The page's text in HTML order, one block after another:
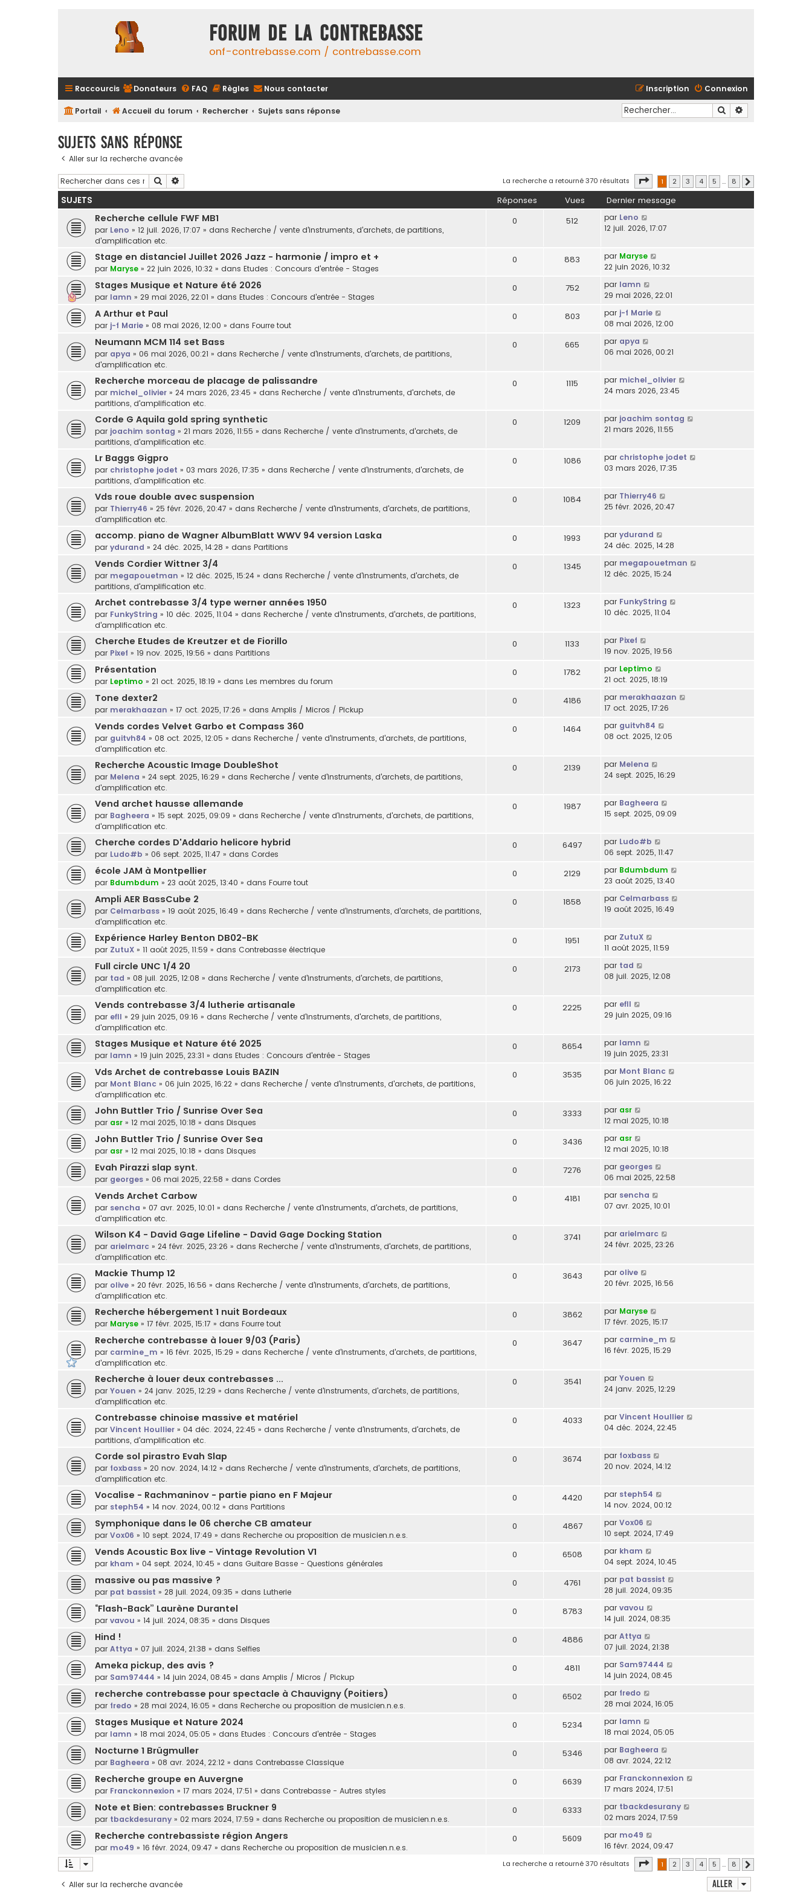
FORUM DE LA CONTREBASSE
onf-contrebasse.com / contrebasse.com
Raccourcis Donateurs FAQ Règles Nous contacter Connexion
Inscription
Portail Accueil du forum Rechercher Sujets sans réponse Rechercher
Sujets sans réponse
Aller sur la recherche avancée
Rechercher La recherche a retourné 370 résultats Page sur 8
1 2 3 4 5 … 8
SUJETS Réponses Vues Dernier message
Recherche cellule FWF MB1
par Leno » 12 juil. 2026, 17:07 » dans Recherche / vente d'instruments, d'archets, de partitions,
d'amplification etc.
0 512 par Leno
12 juil. 2026, 17:07
Stage en distanciel Juillet 2026 Jazz - harmonie / impro et +
par Maryse » 22 juin 2026, 10:32 » dans Etudes : Concours d'entrée - Stages
0 883 par Maryse
22 juin 2026, 10:32
Stages Musique et Nature été 2026
par lamn » 29 mai 2026, 22:01 » dans Etudes : Concours d'entrée - Stages
0 752 par lamn
29 mai 2026, 22:01
A Arthur et Paul
par j-f Marie » 08 mai 2026, 12:00 » dans Fourre tout
0 803 par j-f Marie
08 mai 2026, 12:00
Neumann MCM 114 set Bass
par apya » 06 mai 2026, 00:21 » dans Recherche / vente d'instruments, d'archets, de partitions,
d'amplification etc.
0 665 par apya
06 mai 2026, 00:21
Recherche morceau de placage de palissandre
par michel_olivier » 24 mars 2026, 23:45 » dans Recherche / vente d'instruments, d'archets, de
partitions, d'amplification etc.
0 1115 par michel_olivier
24 mars 2026, 23:45
Corde G Aquila gold spring synthetic
par joachim sontag » 21 mars 2026, 11:55 » dans Recherche / vente d'instruments, d'archets, de
partitions, d'amplification etc.
0 1209 par joachim sontag
21 mars 2026, 11:55
Lr Baggs Gigpro
par christophe jodet » 03 mars 2026, 17:35 » dans Recherche / vente d'instruments, d'archets, de
partitions, d'amplification etc.
0 1086 par christophe jodet
03 mars 2026, 17:35
Vds roue double avec suspension
par Thierry46 » 25 févr. 2026, 20:47 » dans Recherche / vente d'instruments, d'archets, de partitions,
d'amplification etc.
0 1084 par Thierry46
25 févr. 2026, 20:47
accomp. piano de Wagner AlbumBlatt WWV 94 version Laska
par ydurand » 24 déc. 2025, 14:28 » dans Partitions
0 1993 par ydurand
24 déc. 2025, 14:28
Vends Cordier Wittner 3/4
par megapouetman » 12 déc. 2025, 15:24 » dans Recherche / vente d'instruments, d'archets, de
partitions, d'amplification etc.
0 1345 par megapouetman
12 déc. 2025, 15:24
Archet contrebasse 3/4 type werner années 1950
par FunkyString » 10 déc. 2025, 11:04 » dans Recherche / vente d'instruments, d'archets, de partitions,
d'amplification etc.
0 1323 par FunkyString
10 déc. 2025, 11:04
Cherche Etudes de Kreutzer et de Fiorillo
par Pixef » 19 nov. 2025, 19:56 » dans Partitions
0 1133 par Pixef
19 nov. 2025, 19:56
Présentation
par Leptimo » 21 oct. 2025, 18:19 » dans Les membres du forum
0 1782 par Leptimo
21 oct. 2025, 18:19
Tone dexter2
par merakhaazan » 17 oct. 2025, 17:26 » dans Amplis / Micros / Pickup
0 4186 par merakhaazan
17 oct. 2025, 17:26
Vends cordes Velvet Garbo et Compass 360
par guitvh84 » 08 oct. 2025, 12:05 » dans Recherche / vente d'instruments, d'archets, de partitions,
d'amplification etc.
0 1464 par guitvh84
08 oct. 2025, 12:05
Recherche Acoustic Image DoubleShot
par Melena » 24 sept. 2025, 16:29 » dans Recherche / vente d'instruments, d'archets, de partitions,
d'amplification etc.
0 2139 par Melena
24 sept. 2025, 16:29
Vend archet hausse allemande
par Bagheera » 15 sept. 2025, 09:09 » dans Recherche / vente d'instruments, d'archets, de partitions,
d'amplification etc.
0 1987 par Bagheera
15 sept. 2025, 09:09
Cherche cordes D'Addario helicore hybrid
par Ludo#b » 06 sept. 2025, 11:47 » dans Cordes
0 6497 par Ludo#b
06 sept. 2025, 11:47
école JAM à Montpellier
par Bdumbdum » 23 août 2025, 13:40 » dans Fourre tout
0 2129 par Bdumbdum
23 août 2025, 13:40
Ampli AER BassCube 2
par Celmarbass » 19 août 2025, 16:49 » dans Recherche / vente d'instruments, d'archets, de partitions,
d'amplification etc.
0 1858 par Celmarbass
19 août 2025, 16:49
Expérience Harley Benton DB02-BK
par ZutuX » 11 août 2025, 11:59 » dans Contrebasse électrique
0 1951 par ZutuX
11 août 2025, 11:59
Full circle UNC 1/4 20
par tad » 08 juil. 2025, 12:08 » dans Recherche / vente d'instruments, d'archets, de partitions,
d'amplification etc.
0 2173 par tad
08 juil. 2025, 12:08
Vends contrebasse 3/4 lutherie artisanale
par efll » 29 juin 2025, 09:16 » dans Recherche / vente d'instruments, d'archets, de partitions,
d'amplification etc.
0 2225 par efll
29 juin 2025, 09:16
Stages Musique et Nature été 2025
par lamn » 19 juin 2025, 23:31 » dans Etudes : Concours d'entrée - Stages
0 8654 par lamn
19 juin 2025, 23:31
Vds Archet de contrebasse Louis BAZIN
par Mont Blanc » 06 juin 2025, 16:22 » dans Recherche / vente d'instruments, d'archets, de partitions,
d'amplification etc.
0 3535 par Mont Blanc
06 juin 2025, 16:22
John Buttler Trio / Sunrise Over Sea
par asr » 12 mai 2025, 10:18 » dans Disques
0 3333 par asr
12 mai 2025, 10:18
John Buttler Trio / Sunrise Over Sea
par asr » 12 mai 2025, 10:18 » dans Disques
0 3436 par asr
12 mai 2025, 10:18
Evah Pirazzi slap synt.
par georges » 06 mai 2025, 22:58 » dans Cordes
0 7276 par georges
06 mai 2025, 22:58
Vends Archet Carbow
par sencha » 07 avr. 2025, 10:01 » dans Recherche / vente d'instruments, d'archets, de partitions,
d'amplification etc.
0 4181 par sencha
07 avr. 2025, 10:01
Wilson K4 - David Gage Lifeline - David Gage Docking Station
par arielmarc » 24 févr. 2025, 23:26 » dans Recherche / vente d'instruments, d'archets, de partitions,
d'amplification etc.
0 3741 par arielmarc
24 févr. 2025, 23:26
Mackie Thump 12
par olive » 20 févr. 2025, 16:56 » dans Recherche / vente d'instruments, d'archets, de partitions,
d'amplification etc.
0 3643 par olive
20 févr. 2025, 16:56
Recherche hébergement 1 nuit Bordeaux
par Maryse » 17 févr. 2025, 15:17 » dans Fourre tout
0 3862 par Maryse
17 févr. 2025, 15:17
Recherche contrebasse à louer 9/03 (Paris)
par carmine_m » 16 févr. 2025, 15:29 » dans Recherche / vente d'instruments, d'archets, de partitions,
d'amplification etc.
0 3647 par carmine_m
16 févr. 2025, 15:29
Recherche à louer deux contrebasses ...
par Youen » 24 janv. 2025, 12:29 » dans Recherche / vente d'instruments, d'archets, de partitions,
d'amplification etc.
0 3541 par Youen
24 janv. 2025, 12:29
Contrebasse chinoise massive et matériel
par Vincent Houllier » 04 déc. 2024, 22:45 » dans Recherche / vente d'instruments, d'archets, de
partitions, d'amplification etc.
0 4033 par Vincent Houllier
04 déc. 2024, 22:45
Corde sol pirastro Evah Slap
par foxbass » 20 nov. 2024, 14:12 » dans Recherche / vente d'instruments, d'archets, de partitions,
d'amplification etc.
0 3674 par foxbass
20 nov. 2024, 14:12
Vocalise - Rachmaninov - partie piano en F Majeur
par steph54 » 14 nov. 2024, 00:12 » dans Partitions
0 4420 par steph54
14 nov. 2024, 00:12
Symphonique dans le 06 cherche CB amateur
par Vox06 » 10 sept. 2024, 17:49 » dans Recherche ou proposition de musicien.n.e.s.
0 4867 par Vox06
10 sept. 2024, 17:49
Vends Acoustic Box live - Vintage Revolution V1
par kham » 04 sept. 2024, 10:45 » dans Guitare Basse - Questions générales
0 6508 par kham
04 sept. 2024, 10:45
massive ou pas massive ?
par pat bassist » 28 juil. 2024, 09:35 » dans Lutherie
0 4761 par pat bassist
28 juil. 2024, 09:35
“Flash-Back” Laurène Durantel
par vavou » 14 juil. 2024, 08:35 » dans Disques
0 8783 par vavou
14 juil. 2024, 08:35
Hind !
par Attya » 07 juil. 2024, 21:38 » dans Selfies
0 4886 par Attya
07 juil. 2024, 21:38
Ameka pickup, des avis ?
par Sam97444 » 14 juin 2024, 08:45 » dans Amplis / Micros / Pickup
0 4811 par Sam97444
14 juin 2024, 08:45
recherche contrebasse pour spectacle à Chauvigny (Poitiers)
par fredo » 28 mai 2024, 16:05 » dans Recherche ou proposition de musicien.n.e.s.
0 6502 par fredo
28 mai 2024, 16:05
Stages Musique et Nature 2024
par lamn » 18 mai 2024, 05:05 » dans Etudes : Concours d'entrée - Stages
0 5234 par lamn
18 mai 2024, 05:05
Nocturne 1 Brügmuller
par Bagheera » 08 avr. 2024, 22:12 » dans Contrebasse Classique
0 5346 par Bagheera
08 avr. 2024, 22:12
Recherche groupe en Auvergne
par Franckonnexion » 17 mars 2024, 17:51 » dans Contrebasse - Autres styles
0 6639 par Franckonnexion
17 mars 2024, 17:51
Note et Bien: contrebasses Bruckner 9
par tbackdesurany » 02 mars 2024, 17:59 » dans Recherche ou proposition de musicien.n.e.s.
0 6333 par tbackdesurany
02 mars 2024, 17:59
Recherche contrebassiste région Angers
par mo49 » 16 févr. 2024, 09:47 » dans Recherche ou proposition de musicien.n.e.s.
0 5609 par mo49
16 févr. 2024, 09:47
La recherche a retourné 370 résultats Page sur 8
1 2 3 4 5 … 8
Aller sur la recherche avancée Aller